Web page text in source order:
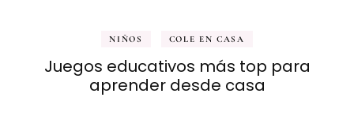
NIÑOS COLE EN CASA
Juegos educativos más top para
aprender desde casa